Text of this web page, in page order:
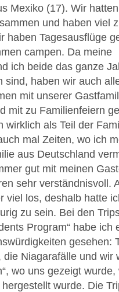
Mexiko (17). Wir
und haben viel
haben Tagesausflüge
campen. Da meine
ich beide das ganze
sind, haben wir auch
mit unserer
mit zu Familienfeiern
wirklich als Teil der
mal Zeiten, wo ich
aus Deutschland
gut mit meinen
sehr verständnisvoll.
viel los, deshalb hatte
zu sein. Bei den
Program“ habe ich
gesehen:
die Niagarafälle und wir
wo uns gezeigt wurde,
wurde. Die